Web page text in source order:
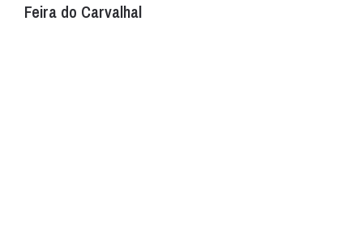
Feira do Carvalhal